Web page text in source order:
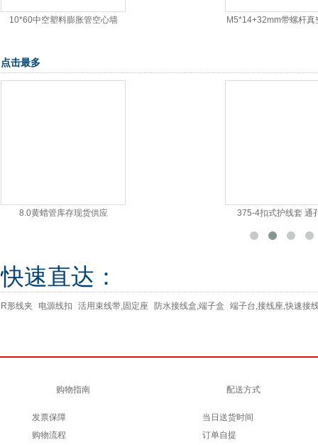
10*60中空塑料膨胀管空心墙 M5*14+32mm带螺杆真
点击最多
375-4扣式护线套 通孔环保 oj-8621双边按压接
快速直达：
R形线夹 电源线扣 活用束线带,固定座 防水接线盒,端子盒 端子台,接线座,快速接
购物指南
发票保障
购物流程
配送方式
当日送货时间
订单自提